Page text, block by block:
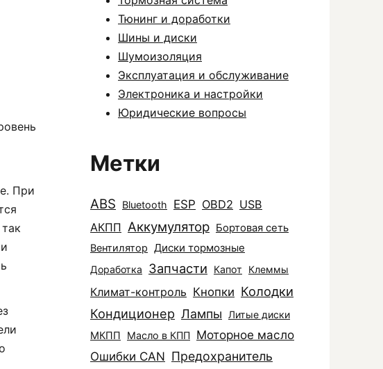
При
Тюнинг и доработки
Шины и диски
Шумоизоляция
Эксплуатация и обслуживание
Электроника и настройки
Юридические вопросы
Метки
ABS Bluetooth ESP OBD2 USB
АКПП Аккумулятор Бортовая сеть
Вентилятор Диски тормозные
Доработка Запчасти Капот Клеммы
Климат-контроль Кнопки Колодки
Кондиционер Лампы Литые диски
МКПП Масло в КПП
Моторное масло
Ошибки CAN Предохранитель